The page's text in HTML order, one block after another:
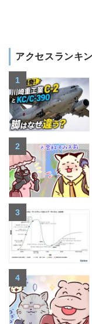
アクセスランキ